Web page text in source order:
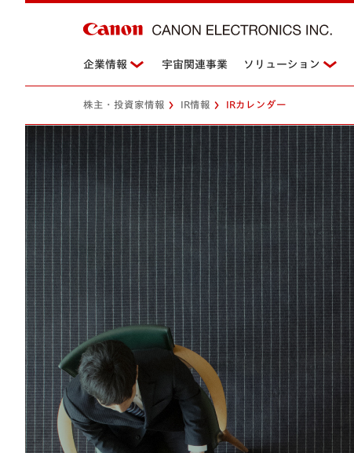
企業情報 宇宙関連事業 ソリューション
株主・投資家情報 IR情報 IRカレンダー